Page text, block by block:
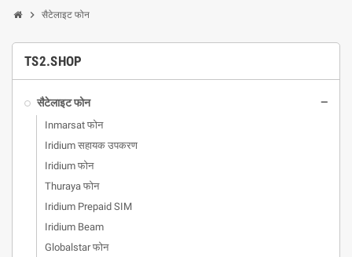
chevron_right सैटेलाइट फोन
TS2.SHOP
सैटेलाइट फोन remove
Inmarsat फोन
Iridium सहायक उपकरण
Iridium फोन
Thuraya फोन
Iridium Prepaid SIM
Iridium Beam
Globalstar फोन